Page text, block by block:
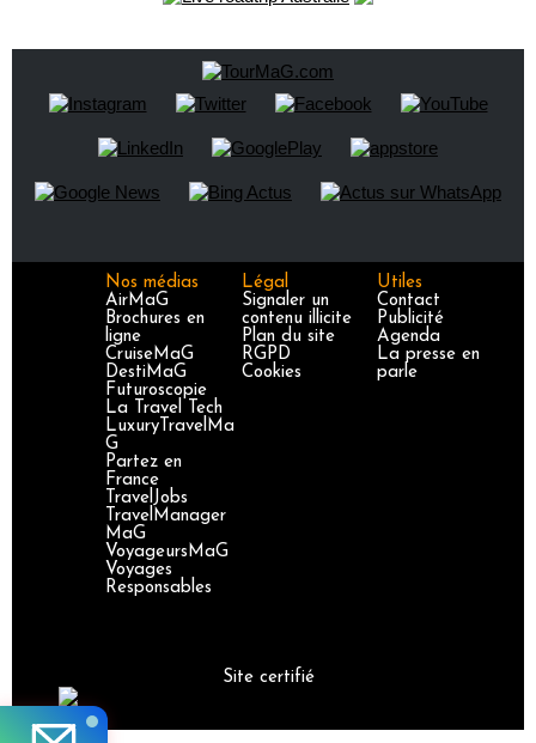
Nos médias
AirMaG
Brochures en
ligne
CruiseMaG
DestiMaG
Futuroscopie
La Travel Tech
LuxuryTravelMa
G
Partez en
France
TravelJobs
TravelManager
MaG
VoyageursMaG
Voyages
Responsables
Légal
Signaler un
contenu illicite
Plan du site
RGPD
Cookies
Utiles
Contact
Publicité
Agenda
La presse en
parle
Site certifié